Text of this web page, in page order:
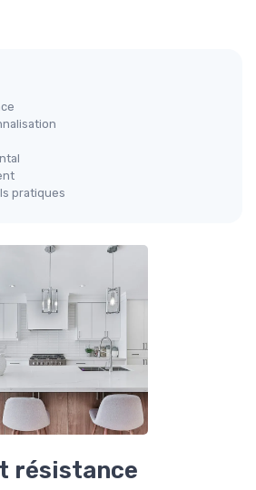
pratiques
résistance